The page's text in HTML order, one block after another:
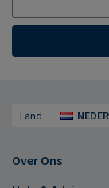
Land
Over Ons